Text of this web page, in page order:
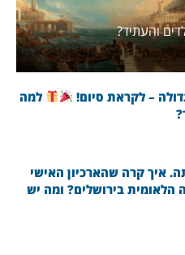
והעתיד?
– לקראת סיום!
למה
איך קרה שהארכיון האישי
הלאומית בירושלים? ומה יש